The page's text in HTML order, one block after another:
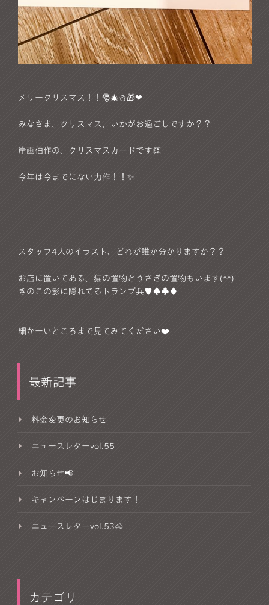
メリークリスマス！！🎅🎄⛄🎁❤
みなさま、クリスマス、いかがお過ごしですか？？
岸画伯作の、クリスマスカードです👏
今年は今までにない力作！！✨
スタッフ4人のイラスト、どれが誰か分かりますか？？
お店に置いてある、猫の置物とうさぎの置物もいます(^^)
きのこの影に隠れてるトランプ兵♥︎♠︎♣︎♦︎
細かーいところまで見てみてください❤️
最新記事
料金変更のお知らせ
ニュースレターvol.55
お知らせ📢
キャンペーンはじまります！
ニュースレターvol.53🐴
カテゴリ